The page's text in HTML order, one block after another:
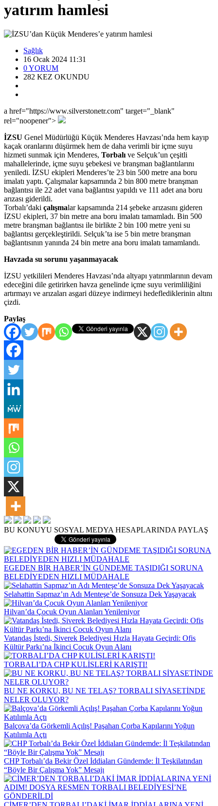
yatırım hamlesi
Sağlık
16 Ocak 2024 11:31
0YORUM
282 KEZ OKUNDU
a href="https://www.silverstonetr.com" target="_blank"
rel="noopener">
İZSU Genel Müdürlüğü Küçük Menderes Havzası’nda hem kayıp
kaçak oranlarını düşürmek hem de daha verimli bir içme suyu
hizmeti sunmak için Menderes, Torbalı ve Selçuk’un çeşitli
mahallelerinde, içme suyu şebekesi ve branşman bağlantılarını
yeniledi. İZSU ekipleri Menderes’te 23 bin 500 metre ana boru
imalatı yaptı. Çalışmalar kapsamında 2 bin 800 metre branşman
bağlantısı ile 22 adet vana bağlantısı yapıldı ve 111 adet ana boru
arızası giderildi.
Torbalı’daki çalışmalar kapsamında 214 şebeke arızasını gideren
İZSU ekipleri, 37 bin metre ana boru imalatı tamamladı. Bin 500
metre branşman bağlantısı ile birlikte 2 bin 100 metre yeni su
bağlantısı gerçekleştirildi. Selçuk’ta ise 5 bin metre branşman
bağlantısının yanında 24 bin metre ana boru imalatı tamamlandı.
Havzada su sorunu yaşanmayacak
İZSU yetkilileri Menderes Havzası’nda altyapı yatırımlarının devam
edeceğini dile getirirken havza genelinde içme suyu verimliliğini
artırmayı ve arızaları asgari düzeye indirmeyi hedeflediklerinin altını
çizdi.
Paylaş
BU KONUYU SOSYAL MEDYA HESAPLARINDA PAYLAŞ
EGEDEN BİR HABER’İN GÜNDEME TAŞIDIĞI SORUNA
BELEDİYEDEN HIZLI MÜDAHALE
Selahattin Sapmaz’ın Adı Menteşe’de Sonsuza Dek Yaşayacak
Hilvan’da Çocuk Oyun Alanları Yenileniyor
Vatandaş İstedi, Siverek Belediyesi Hızla Hayata Geçirdi: Ofis
Kültür Parkı’na İkinci Çocuk Oyun Alanı
TORBALI’DA CHP KULİSLERİ KARIŞTI!
BU NE KORKU, BU NE TELAŞ? TORBALI SİYASETİNDE
NELER OLUYOR?
Balçova’da Görkemli Açılış! Paşahan Çorba Kapılarını Yoğun
Katılımla Açtı
CHP Torbalı’da Bekir Özel İddiaları Gündemde: İl Teşkilatından
“Böyle Bir Çalışma Yok” Mesajı